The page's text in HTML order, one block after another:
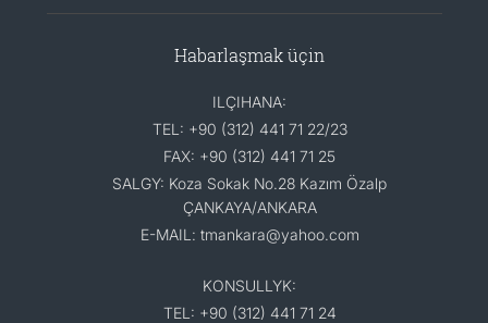
Habarlaşmak üçin
ILÇIHANA:
TEL: +90 (312) 441 71 22/23
FAX: +90 (312) 441 71 25
SALGY: Koza Sokak No.28 Kazım Özalp
ÇANKAYA/ANKARA
E-MAIL: tmankara@yahoo.com
KONSULLYK:
TEL: +90 (312) 441 71 24